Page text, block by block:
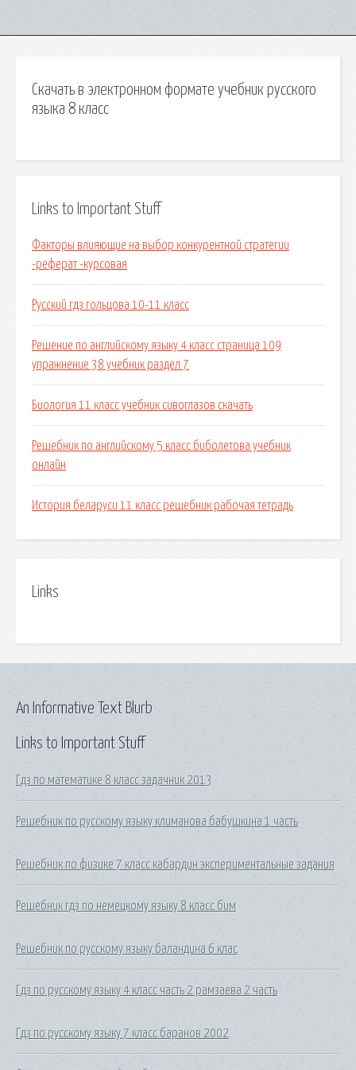
Скачать в электронном формате учебник русского
языка 8 класс
Links to Important Stuff
Факторы влияющие на выбор конкурентной стратегии
-реферат -курсовая
Русский гдз гольцова 10-11 класс
Решение по английскому языку 4 класс страница 109
упражнение 38 учебник раздел 7
Биология 11 класс учебник сивоглазов скачать
Решебник по английскому 5 класс биболетова учебник
онлайн
История беларуси 11 класс решебник рабочая тетрадь
Links
Links to Important Stuff
Гдз по математике 8 класс задачник 2013
Решебник по русскому языку климанова бабушкина 1 часть
Решебник по физике 7 класс кабардин экспериментальные задания
Решебник гдз по немецкому языку 8 класс бим
Решебник по русскому языку баландина 6 клас
Гдз по русскому языку 4 класс часть 2 рамзаева 2 часть
Гдз по русскому языку 7 класс баранов 2002
An Informative Text Blurb